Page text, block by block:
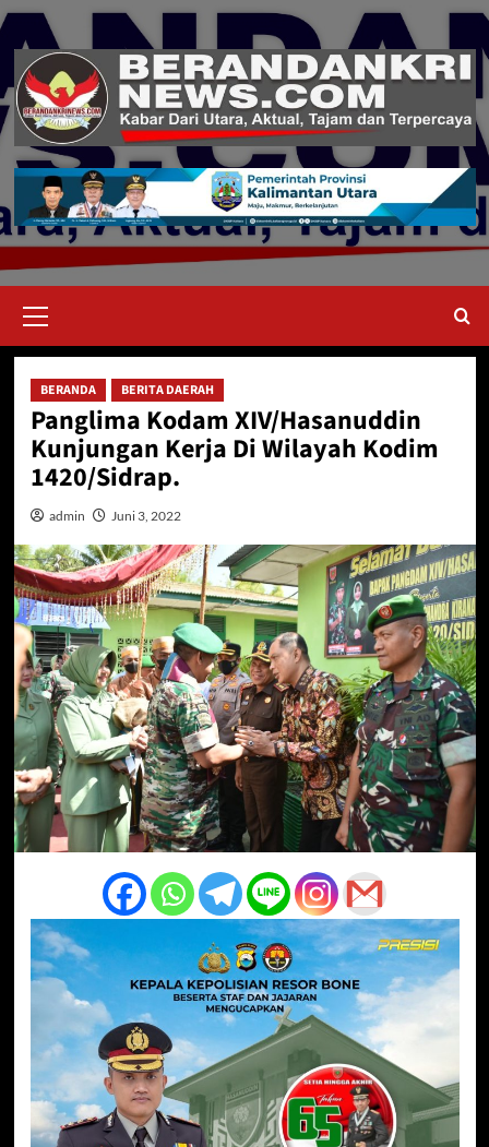
Skip
content
Menu
BERANDA BERITA DAERAH
Panglima Kodam XIV/Hasanuddin
Kunjungan Kerja Di Wilayah Kodim
1420/Sidrap.
admin Juni 3, 2022